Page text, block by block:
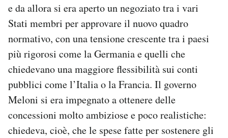
e da allora si era aperto un negoziato tra i vari
Stati membri per approvare il nuovo quadro
normativo, con una tensione crescente tra i paesi
più rigorosi come la Germania e quelli che
chiedevano una maggiore flessibilità sui conti
pubblici come l’Italia o la Francia. Il governo
Meloni si era impegnato a ottenere delle
concessioni molto ambiziose e poco realistiche:
chiedeva, cioè, che le spese fatte per sostenere gli